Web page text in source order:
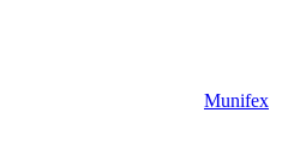
Munifex